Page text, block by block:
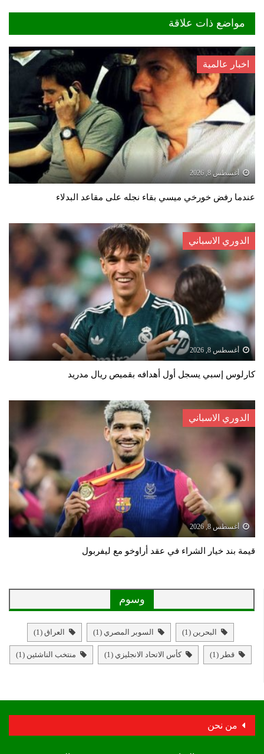
مواضع ذات علاقة
اخبار عالمية
أغسطس 8, 2026
عندما رفض خورخي ميسي بقاء نجله على مقاعد البدلاء
الدوري الاسباني
أغسطس 8, 2026
كارلوس إسبي يسجل أول أهدافه بقميص ريال مدريد
الدوري الاسباني
أغسطس 8, 2026
قيمة بند خيار الشراء في عقد أراوخو مع ليفربول
وسوم
البحرين (1) السوبر المصري (1) العراق (1)
قطر (1) كأس الاتحاد الانجليزي (1) منتخب الناشئين (1)
من نحن